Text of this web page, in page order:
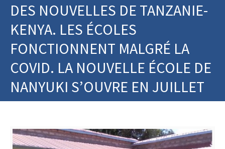
DES NOUVELLES DE TANZANIE-
KENYA. LES ÉCOLES
FONCTIONNENT MALGRÉ LA
COVID. LA NOUVELLE ÉCOLE DE
NANYUKI S’OUVRE EN JUILLET